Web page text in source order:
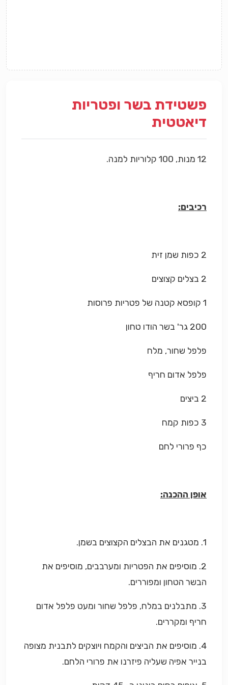
פשטידת בשר ופטריות
דיאטטית
12 מנות, 100 קלוריות למנה.
רכיבים:
2 כפות שמן זית
2 בצלים קצוצים
1 קופסא קטנה של פטריות פרוסות
200 גר' בשר הודו טחון
פלפל שחור, מלח
פלפל אדום חריף
2 ביצים
3 כפות קמח
כף פרורי לחם
אופן ההכנה:
1. מטגנים את הבצלים הקצוצים בשמן.
2. מוסיפים את הפטריות ומערבבים, מוסיפים את
הבשר הטחון ומפוררים.
3. מתבלנים במלח, פלפל שחור ומעט פלפל אדום
חריף ומקררים.
4. מוסיפים את הביצים והקמח ויוצקים לתבנית מצופה
בנייר אפיה שעליה פיזרנו את פרורי הלחם.